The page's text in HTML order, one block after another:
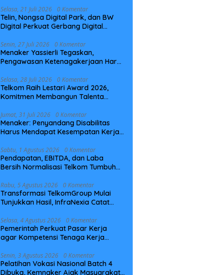
Selasa, 21 Juli 2026 0 Komentar
Telin, Nongsa Digital Park, dan BW
Digital Perkuat Gerbang Digital
NCC
Senin, 27 Juli 2026 0 Komentar
Menaker Yassierli Tegaskan,
Pengawasan Ketenagakerjaan Harus
Selasa, 28 Juli 2026 0 Komentar
Telkom Raih Lestari Award 2026,
Komitmen Membangun Talenta
Jumat, 31 Juli 2026 0 Komentar
Menaker: Penyandang Disabilitas
Harus Mendapat Kesempatan Kerja
Sabtu, 1 Agustus 2026 0 Komentar
Pendapatan, EBITDA, dan Laba
Bersih Normalisasi Telkom Tumbuh
Rabu, 5 Agustus 2026 0 Komentar
Transformasi TelkomGroup Mulai
Tunjukkan Hasil, InfraNexia Catat
Digital Nasional
Selasa, 4 Agustus 2026 0 Komentar
Pemerintah Perkuat Pasar Kerja
agar Kompetensi Tenaga Kerja
Senin, 3 Agustus 2026 0 Komentar
Pelatihan Vokasi Nasional Batch 4
Dibuka, Kemnaker Ajak Masyarakat